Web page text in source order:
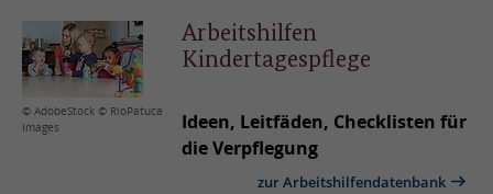
© AdobeStock © RioPatuca
Images
Arbeitshilfen
Kindertagespflege
Ideen, Leitfäden, Checklisten für
die Verpflegung
zur Arbeitshilfendatenbank